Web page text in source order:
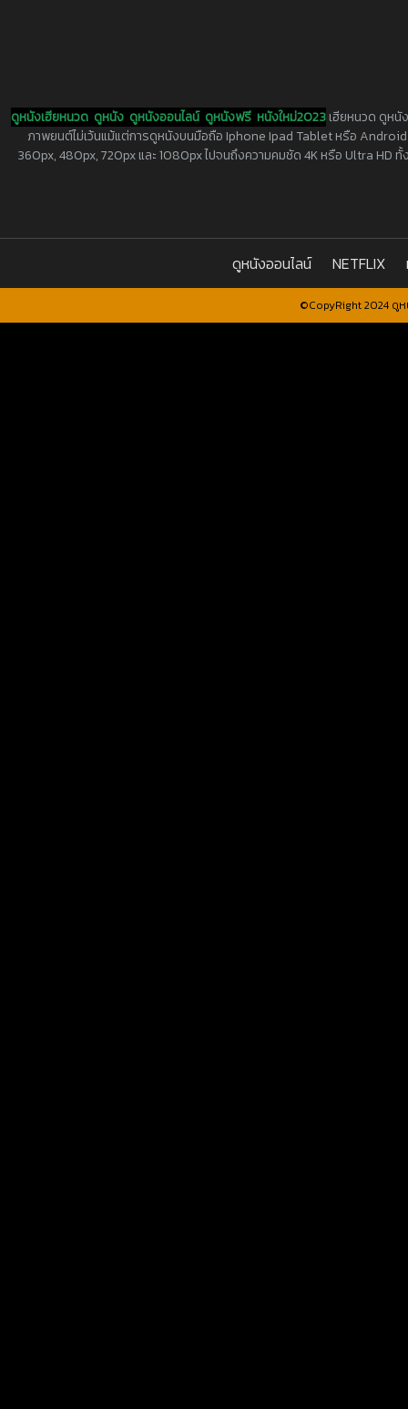
ดูหนังเฮียหนวด ดูหนัง ดูหนังออนไลน์ ดูหนังฟรี หนังใหม่2023เฮียหนวด ดูหนั
ภาพยนต์ไม่เว้นแม้แต่การดูหนังบนมือถือ Iphone Ipad Tablet หรือ
360px, 480px, 720px และ 1080px ไปจนถึงความคมชัด 4K หรือ Ultra HD
ดูหนังออนไลน์ NETFLIX
©CopyRight 2024 ดู